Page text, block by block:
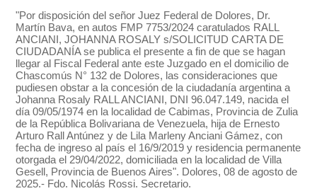
"Por disposición del señor Juez Federal de Dolores, Dr.
Martín Bava, en autos FMP 7753/2024 caratulados RALL
ANCIANI, JOHANNA ROSALY s/SOLICITUD CARTA DE
CIUDADANÍA se publica el presente a fin de que se hagan
llegar al Fiscal Federal ante este Juzgado en el domicilio de
Chascomús N° 132 de Dolores, las consideraciones que
pudiesen obstar a la concesión de la ciudadanía argentina a
Johanna Rosaly RALL ANCIANI, DNI 96.047.149, nacida el
día 09/05/1974 en la localidad de Cabimas, Provincia de Zulia
de la República Bolivariana de Venezuela, hija de Ernesto
Arturo Rall Antúnez y de Lila Marleny Anciani Gámez, con
fecha de ingreso al país el 16/9/2019 y residencia permanente
otorgada el 29/04/2022, domiciliada en la localidad de Villa
Gesell, Provincia de Buenos Aires". Dolores, 08 de agosto de
2025.- Fdo. Nicolás Rossi. Secretario.